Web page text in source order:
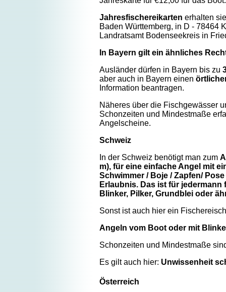
Jahresfischereikarten erhalten
Baden Württemberg, in D - 78464
Landratsamt Bodenseekreis in
In Bayern gilt ein ähnliches
Ausländer dürfen in Bayern bis zu
aber auch in Bayern einen
Information beantragen.
Näheres über die Fischgewässer
Schonzeiten und Mindestmaße
Angelscheine.
Schweiz
In der Schweiz benötigt man zum
m), für eine einfache Angel mit
Schwimmer / Boje / Zapfen/
Erlaubnis. Das ist für jedermann
Blinker, Pilker, Grundblei oder
Sonst ist auch hier ein
Angeln vom Boot oder mit
Schonzeiten und Mindestmaße
Es gilt auch hier: Unwissenheit
Österreich